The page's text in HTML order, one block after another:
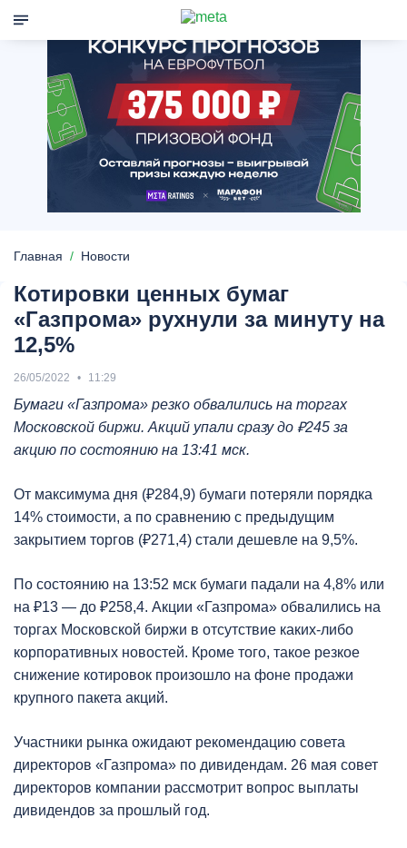
Главная Новости
Котировки ценных бумаг
«Газпрома» рухнули за минуту на
12,5%
26/05/2022 11:29
Бумаги «Газпрома» резко обвалились на торгах
Московской биржи. Акций упали сразу до ₽245 за
акцию по состоянию на 13:41 мск.
От максимума дня (₽284,9) бумаги потеряли порядка
14% стоимости, а по сравнению с предыдущим
закрытием торгов (₽271,4) стали дешевле на 9,5%.
По состоянию на 13:52 мск бумаги падали на 4,8% или
на ₽13 — до ₽258,4. Акции «Газпрома» обвалились на
торгах Московской биржи в отсутствие каких-либо
корпоративных новостей. Кроме того, такое резкое
снижение котировок произошло на фоне продажи
крупного пакета акций.
Участники рынка ожидают рекомендацию совета
директоров «Газпрома» по дивидендам. 26 мая совет
директоров компании рассмотрит вопрос выплаты
дивидендов за прошлый год.